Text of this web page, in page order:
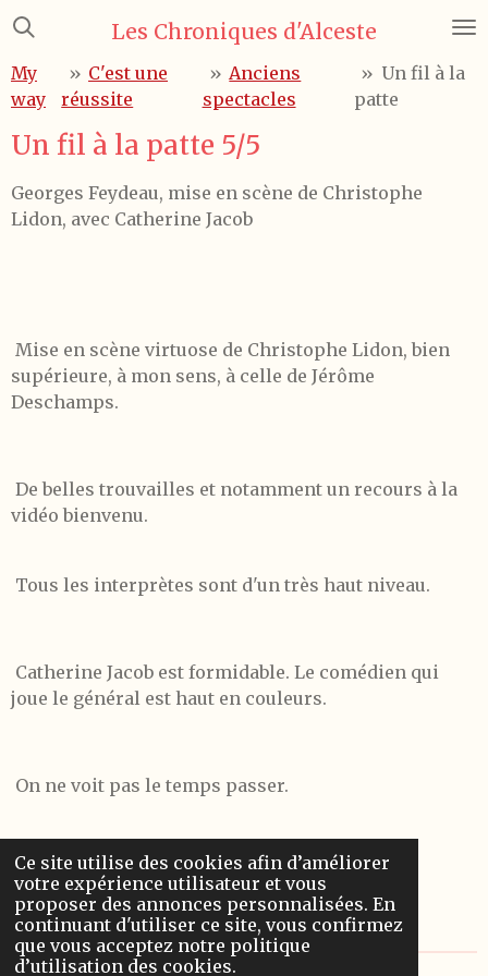
Ce site utilise des cookies afin d’améliorer
votre expérience utilisateur et vous
proposer des annonces personnalisées. En
continuant d'utiliser ce site, vous confirmez
que vous acceptez notre politique
d’utilisation des cookies.
Passer
contenu
principal
Les Chroniques d'Alceste
My
way
» C'est une
réussite
» Anciens
spectacles
» Un fil à la
patte
Un fil à la patte 5/5
Georges Feydeau, mise en scène de Christophe
Lidon, avec Catherine Jacob
Mise en scène virtuose de Christophe Lidon, bien
supérieure, à mon sens, à celle de Jérôme
Deschamps.
De belles trouvailles et notamment un recours à la
vidéo bienvenu.
Tous les interprètes sont d'un très haut niveau.
Catherine Jacob est formidable. Le comédien qui
joue le général est haut en couleurs.
On ne voit pas le temps passer.
Au théâtre Hébertot